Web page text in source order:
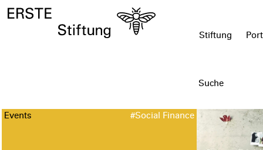
Stiftung
Events #Social Finance